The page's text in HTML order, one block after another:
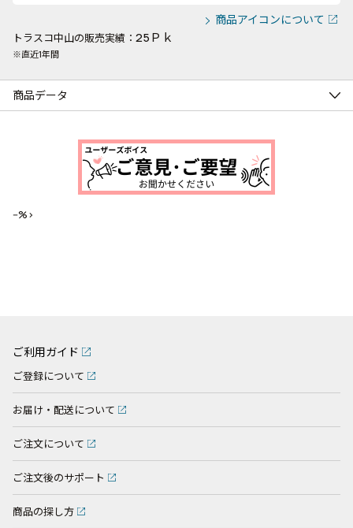
商品アイコンについて
トラスコ中山の販売実績： 25Ｐｋ
※直近1年間
商品データ
--%>
ご利用ガイド
ご登録について
お届け・配送について
ご注文について
ご注文後のサポート
商品の探し方